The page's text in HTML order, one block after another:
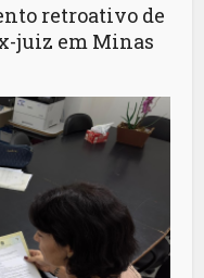
retroativo de
juiz em Minas